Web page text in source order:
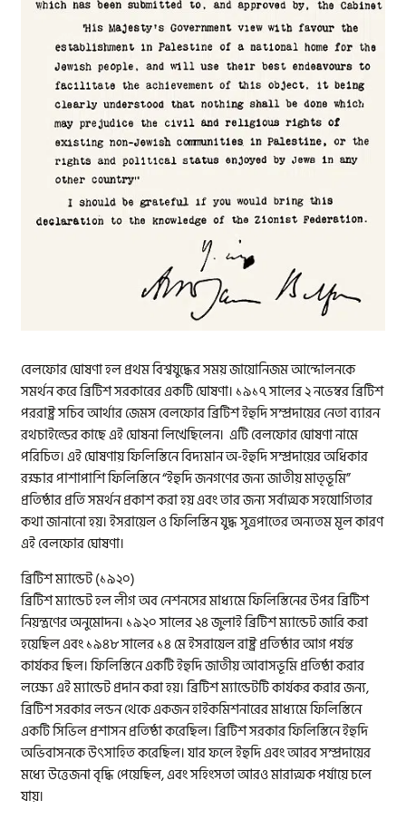
বেলফোর ঘোষণা হল প্রথম বিশ্বযুদ্ধের সময় জায়োনিজম আন্দোলনকে
সমর্থন করে ব্রিটিশ সরকারের একটি ঘোষণা। ১৯১৭ সালের ২ নভেম্বর ব্রিটিশ
পররাষ্ট্র সচিব আর্থার জেমস বেলফোর ব্রিটিশ ইহুদি সম্প্রদায়ের নেতা ব্যারন
রথচাইল্ডের কাছে এই ঘোষনা লিখেছিলেন। এটি বেলফোর ঘোষণা নামে
পরিচিত। এই ঘোষণায় ফিলিস্তিনে বিদ্যমান অ-ইহুদি সম্প্রদায়ের অধিকার
রক্ষার পাশাপাশি ফিলিস্তিনে “ইহুদি জনগণের জন্য জাতীয় মাতৃভূমি”
প্রতিষ্ঠার প্রতি সমর্থন প্রকাশ করা হয় এবং তার জন্য সর্বাত্মক সহযোগিতার
কথা জানানো হয়। ইসরায়েল ও ফিলিস্তিন যুদ্ধ সুত্রপাতের অন্যতম মূল কারণ
এই বেলফোর ঘোষণা।
ব্রিটিশ ম্যান্ডেট (১৯২০)
ব্রিটিশ ম্যান্ডেট হল লীগ অব নেশনসের মাধ্যমে ফিলিস্তিনের উপর ব্রিটিশ
নিয়ন্ত্রণের অনুমোদন। ১৯২০ সালের ২৪ জুলাই ব্রিটিশ ম্যান্ডেট জারি করা
হয়েছিল এবং ১৯৪৮ সালের ১৪ মে ইসরায়েল রাষ্ট্র প্রতিষ্ঠার আগ পর্যন্ত
কার্যকর ছিল। ফিলিস্তিনে একটি ইহুদি জাতীয় আবাসভূমি প্রতিষ্ঠা করার
লক্ষ্যে এই ম্যান্ডেট প্রদান করা হয়। ব্রিটিশ ম্যান্ডেটটি কার্যকর করার জন্য,
ব্রিটিশ সরকার লন্ডন থেকে একজন হাইকমিশনারের মাধ্যমে ফিলিস্তিনে
একটি সিভিল প্রশাসন প্রতিষ্ঠা করেছিল। ব্রিটিশ সরকার ফিলিস্তিনে ইহুদি
অভিবাসনকে উৎসাহিত করেছিল। যার ফলে ইহুদি এবং আরব সম্প্রদায়ের
মধ্যে উত্তেজনা বৃদ্ধি পেয়েছিল, এবং সহিংসতা আরও মারাত্মক পর্যায়ে চলে
যায়।